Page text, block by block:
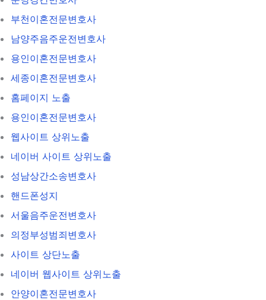
부천이혼전문변호사
남양주음주운전변호사
용인이혼전문변호사
세종이혼전문변호사
홈페이지 노출
용인이혼전문변호사
웹사이트 상위노출
네이버 사이트 상위노출
성남상간소송변호사
핸드폰성지
서울음주운전변호사
의정부성범죄변호사
사이트 상단노출
네이버 웹사이트 상위노출
안양이혼전문변호사